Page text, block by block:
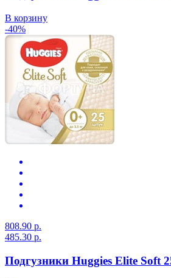
В корзину
-40%
808.90 р.
485.30 р.
Подгузники Huggies Elite Soft